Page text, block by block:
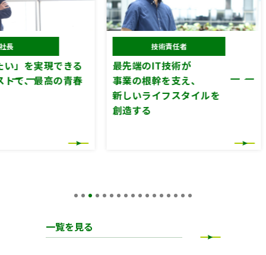
きる
青春
最先端のIT技術が
事業の根幹を支え、
新しいライフスタイルを
お客さ
一覧を見る